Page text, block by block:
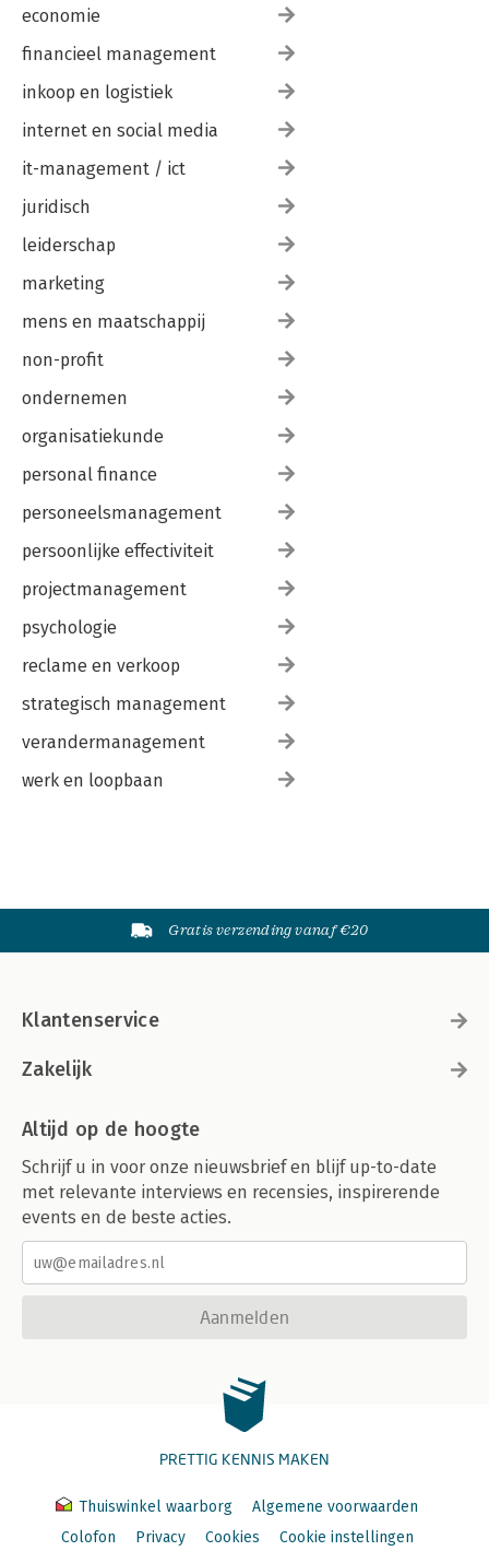
economie
financieel management
inkoop en logistiek
internet en social media
it-management / ict
juridisch
leiderschap
marketing
mens en maatschappij
non-profit
ondernemen
organisatiekunde
personal finance
personeelsmanagement
persoonlijke effectiviteit
projectmanagement
psychologie
reclame en verkoop
strategisch management
verandermanagement
werk en loopbaan
Gratis verzending vanaf €20
Klantenservice
Zakelijk
Altijd op de hoogte
Schrijf u in voor onze nieuwsbrief en blijf up-to-date
met relevante interviews en recensies, inspirerende
events en de beste acties.
Aanmelden
PRETTIG KENNIS MAKEN
Thuiswinkel waarborg
Algemene voorwaarden
Colofon
Privacy Cookies Cookie instellingen